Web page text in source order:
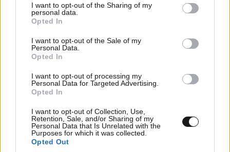
not limited to your visit or usage behaviour. You may click to
grant or deny consent to Google and its third-party tags to
use your data for below specified purposes in below Google
consent section.
I want to opt-out of the Sharing of my
personal data.
Opted In
I want to opt-out of the Sale of my
Personal Data.
Opted In
I want to opt-out of processing my
Personal Data for Targeted Advertising.
Opted In
I want to opt-out of Collection, Use,
Retention, Sale, and/or Sharing of my
Personal Data that Is Unrelated with the
Purposes for which it was collected.
Opted Out
ΠΕΡΙΣΣΟΤΕΡΑ ΑΠΟ ΤΗΝ
ΚΟΙΝΩΝΙΑ